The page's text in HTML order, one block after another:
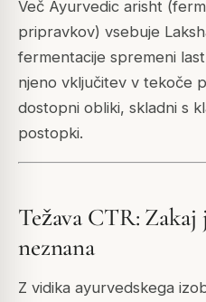
Več Ayurvedic arisht
pripravkov) vsebuje
fermentacije spremeni
njeno vključitev v tekoče
dostopni obliki, skladni s
postopki.
Težava CTR:
neznana
Z vidika ayurvedskega